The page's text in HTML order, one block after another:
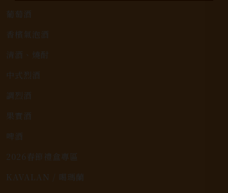
葡萄酒
香檳氣泡酒
清酒、燒酎
中式烈酒
調烈酒
果實酒
啤酒
2026春節禮盒專區
KAVALAN / 噶瑪蘭